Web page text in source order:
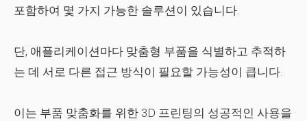
포함하여 몇 가지 가능한 솔루션이 있습니다.
단, 애플리케이션마다 맞춤형 부품을 식별하고 추적하
는 데 서로 다른 접근 방식이 필요할 가능성이 큽니다.
이는 부품 맞춤화를 위한 3D 프린팅의 성공적인 사용을